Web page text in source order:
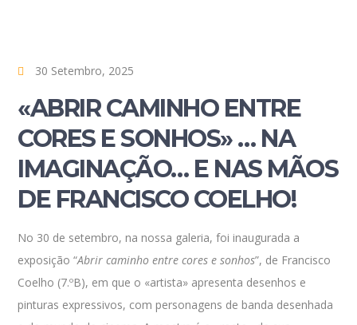
30 Setembro, 2025
«ABRIR CAMINHO ENTRE
CORES E SONHOS» … NA
IMAGINAÇÃO… E NAS MÃOS
DE FRANCISCO COELHO!
No 30 de setembro, na nossa galeria, foi inaugurada a
exposição “Abrir caminho entre cores e sonhos”, de Francisco
Coelho (7.ºB), em que o «artista» apresenta desenhos e
pinturas expressivos, com personagens de banda desenhada